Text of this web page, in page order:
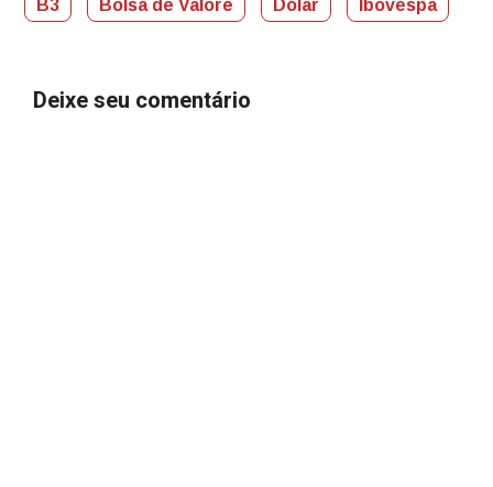
B3 Bolsa de Valore Dólar Ibovespa
Deixe seu comentário